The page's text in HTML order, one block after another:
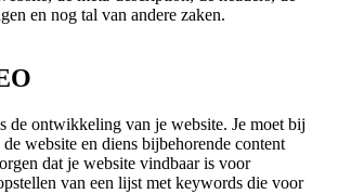
en nog tal van andere zaken.
de ontwikkeling van je website. Je moet bij
website en diens bijbehorende content
dat je website vindbaar is voor
van een lijst met keywords die voor